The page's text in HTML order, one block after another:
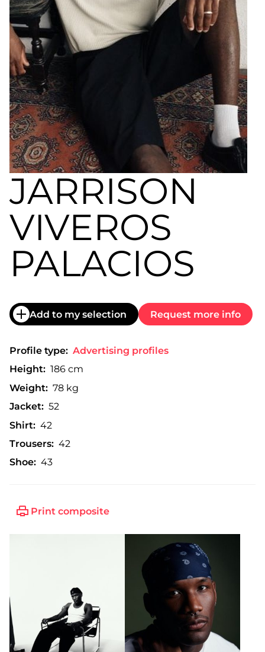
a
nivel
nacional
e
internacional
a
modelos,
actores
y
presentadores.
JARRISON
VIVEROS
PALACIOS
Add to my selection Request more info
Profile type: Advertising profiles
Height: 186 cm
Weight: 78 kg
Jacket: 52
Shirt: 42
Trousers: 42
Shoe: 43
Print composite